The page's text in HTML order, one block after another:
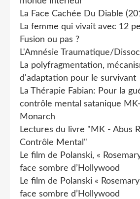
La Face Cachée Du Diable
La femme qui vivait avec 12
Fusion ou pas ?
L'Amnésie Traumatique/
La polyfragmentation,
d'adaptation pour le survivant
La Thérapie Fabian: Pour la
contrôle mental satanique
Monarch
Lectures du livre "MK - Abus
Contrôle Mental"
Le film de Polanski, «
face sombre d’Hollywood
Le film de Polanski «
face sombre d’Hollywood